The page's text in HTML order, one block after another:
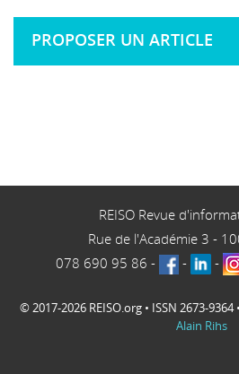
PROPOSER UN ARTICLE
REISO Revue
Rue de l'Académie 3 -
078 690 95 86 - - -
© 2017-2026 REISO.org • ISSN 2673-9364 •
Alain Rihs